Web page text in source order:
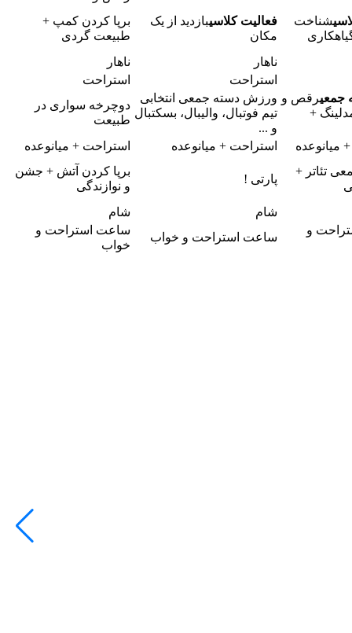
شناخت
فعالیت کلاسیبازدید از یک
مکان
برپا کردن کمپ +
طبیعت گردی
ناهار
ناهار
استراحت استراحت
جمعیرقص و
+
ورزش دسته جمعی انتخابی
تیم فوتبال، والیبال، بسکتبال
و ...
دوچرخه سواری در
طبیعت
میانوعده استراحت + میانوعده استراحت + میانوعده
تئاتر +
پارتی !
برپا کردن آتش + جشن
و نوازندگی
شام
شام
و
ساعت استراحت و خواب
ساعت استراحت و
خواب